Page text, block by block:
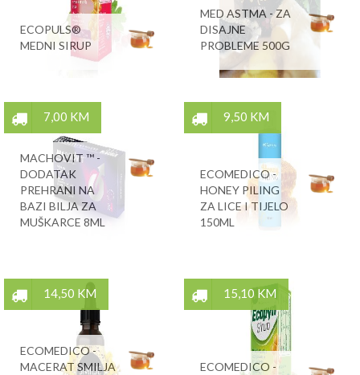
ECOPULS®
MEDNI SIRUP
MED ASTMA - ZA
DISAJNE
PROBLEME 500G
7,00 KM
MACHOVIT ™ -
DODATAK
PREHRANI NA
BAZI BILJA ZA
MUŠKARCE 8ML
9,50 KM
ECOMEDICO -
HONEY PILING
ZA LICE I TIJELO
150ML
14,50 KM
ECOMEDICO -
MACERAT SMILJA
15,10 KM
ECOMEDICO -